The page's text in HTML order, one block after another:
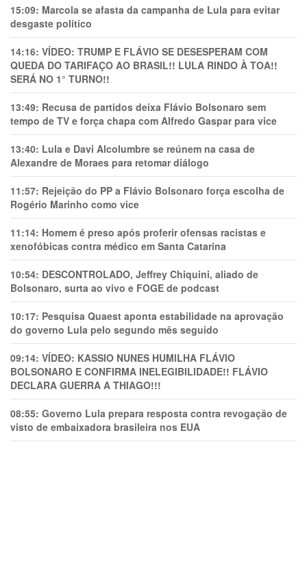
15:09: Marcola se afasta da campanha de Lula para evitar
desgaste político
14:16: VÍDEO: TRUMP E FLÁVIO SE DESESPERAM COM
QUEDA DO TARIFAÇO AO BRASIL!! LULA RINDO À TOA!!
SERÁ NO 1° TURNO!!
13:49: Recusa de partidos deixa Flávio Bolsonaro sem
tempo de TV e força chapa com Alfredo Gaspar para vice
13:40: Lula e Davi Alcolumbre se reúnem na casa de
Alexandre de Moraes para retomar diálogo
11:57: Rejeição do PP a Flávio Bolsonaro força escolha de
Rogério Marinho como vice
11:14: Homem é preso após proferir ofensas racistas e
xenofóbicas contra médico em Santa Catarina
10:54: DESCONTROLADO, Jeffrey Chiquini, aliado de
Bolsonaro, surta ao vivo e FOGE de podcast
10:17: Pesquisa Quaest aponta estabilidade na aprovação
do governo Lula pelo segundo mês seguido
09:14: VÍDEO: KASSIO NUNES HUMlLHA FLÁVIO
BOLSONARO E CONFIRMA INELEGIBILIDADE!! FLÁVIO
DECLARA GUERRA A THIAGO!!!
08:55: Governo Lula prepara resposta contra revogação de
visto de embaixadora brasileira nos EUA